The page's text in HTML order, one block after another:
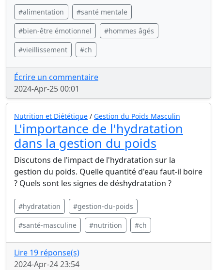
#alimentation #santé mentale
#bien-être émotionnel #hommes âgés
#vieillissement #ch
Écrire un commentaire
2024-Apr-25 00:01
Nutrition et Diététique / Gestion du Poids Masculin
L'importance de l'hydratation
dans la gestion du poids
Discutons de l'impact de l'hydratation sur la
gestion du poids. Quelle quantité d'eau faut-il boire
? Quels sont les signes de déshydratation ?
#hydratation #gestion-du-poids
#santé-masculine #nutrition #ch
Lire 19 réponse(s)
2024-Apr-24 23:54